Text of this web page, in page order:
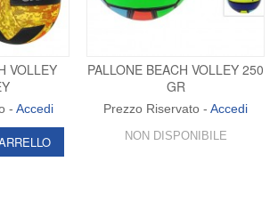
VOLLEY
- Accedi
PALLONE BEACH VOLLEY 250
GR
Prezzo Riservato -Accedi
NON DISPONIBILE